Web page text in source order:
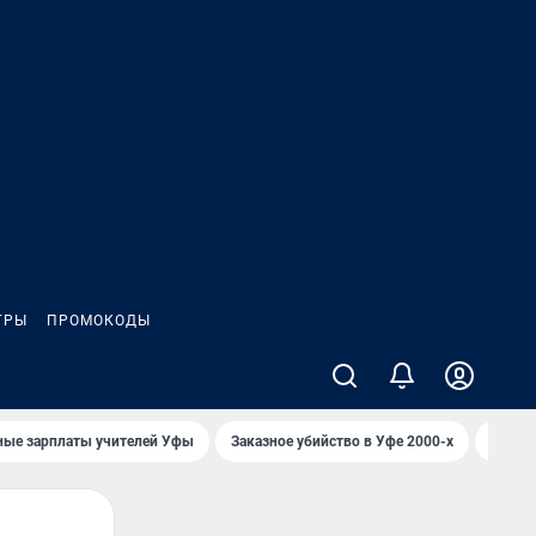
ПРОМОКОДЫ
зарплаты учителей Уфы Заказное убийство в Уфе 2000-х